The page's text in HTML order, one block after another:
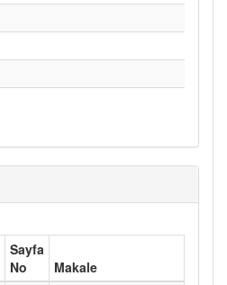
Sayfa
No
Makale